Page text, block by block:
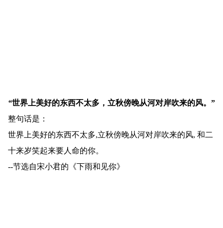
“世界上美好的东西不太多，立秋傍晚从河对岸吹来的风。”
整句话是：
世界上美好的东西不太多,立秋傍晚从河对岸吹来的风, 和二
十来岁笑起来要人命的你。
--节选自宋小君的《下雨和见你》